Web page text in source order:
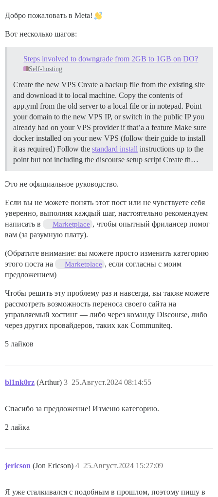
Добро пожаловать в Meta!
Вот несколько шагов:
Steps involved to downgrade from 2GB to 1GB on DO?
Self-hosting
Create the new VPS Create a backup file from the existing site
and download it to local machine. Copy the contents of
app.yml from the old server to a local file or in notepad. Point
your domain to the new VPS IP, or switch in the public IP you
already had on your VPS provider if that’a a feature Make sure
docker installed on your new VPS (follow their guide to install
it as required) Follow the standard install instructions up to the
point but not including the discourse setup script Create th…
Это не официальное руководство.
Если вы не можете понять этот пост или не чувствуете себя
уверенно, выполняя каждый шаг, настоятельно рекомендуем
написать в
Marketplace , чтобы опытный фрилансер помог
вам (за разумную плату).
(Обратите внимание: вы можете просто изменить категорию
этого поста на
Marketplace , если согласны с моим
предложением)
Чтобы решить эту проблему раз и навсегда, вы также можете
рассмотреть возможность переноса своего сайта на
управляемый хостинг — либо через команду Discourse, либо
через других провайдеров, таких как Communiteq.
5 лайков
bl1nk0rz (Arthur) 25.Август.2024 08:14:55
3
Спасибо за предложение! Изменю категорию.
2 лайка
jericson (Jon Ericson) 25.Август.2024 15:27:09
4
Я уже сталкивался с подобным в прошлом, поэтому пишу в